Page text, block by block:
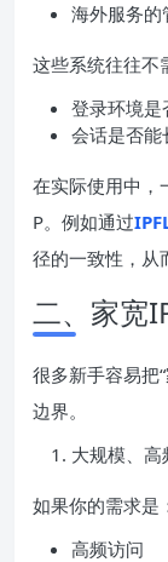
海外服务的
这些系统往往不
登录环境是
会话是否能
在实际使用中，
P。例如通过
径的一致性，从
二、家宽
很多新手容易把
边界。
大规模、
如果你的需求是
高频访问